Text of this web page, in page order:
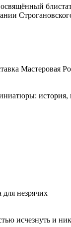
Мастеровая
история,
для незрячих
исчезнуть и